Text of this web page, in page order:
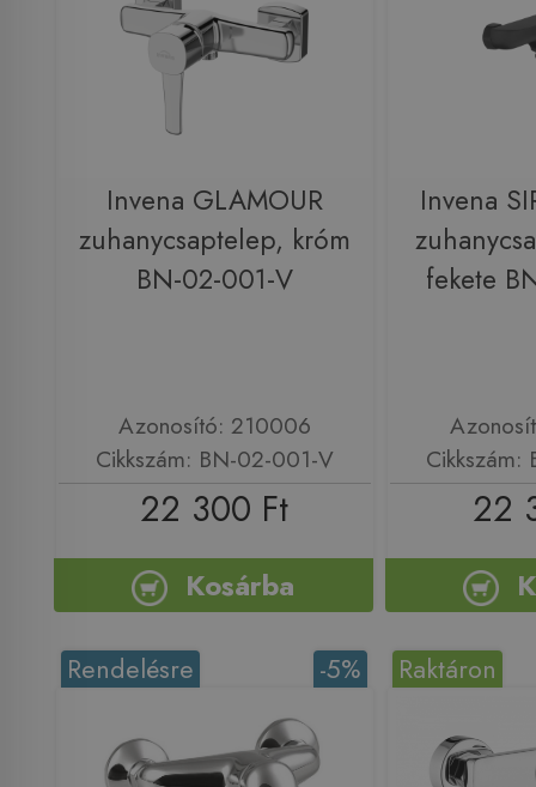
Invena GLAMOUR
zuhanycsaptelep, króm
BN-02-001-V
Azonosító: 210006
Cikkszám: BN-02-001-V
22 300 Ft
Kosárba
Invena
fekete
22
-5%
Rendelésre Raktáron